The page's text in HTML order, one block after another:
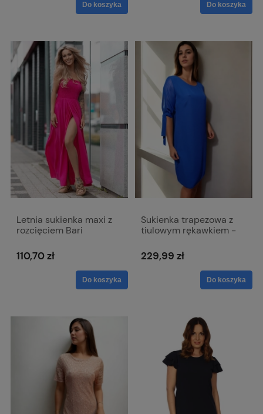
Do koszyka Do koszyka
Letnia sukienka maxi z
rozcięciem Bari
110,70 zł
Do koszyka
Sukienka trapezowa z
tiulowym rękawkiem -
chabrowym
229,99 zł
Do koszyka